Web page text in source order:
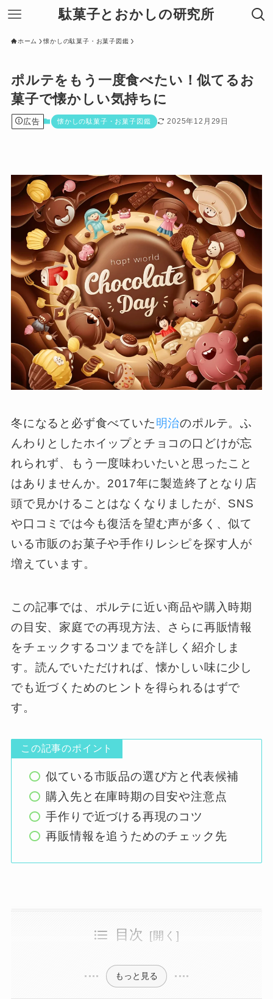
駄菓子とおかしの研究所
ホーム 懐かしの駄菓子・お菓子図鑑
ポルテをもう一度食べたい！似てるお
菓子で懐かしい気持ちに
広告 懐かしの駄菓子・お菓子図鑑 2025年12月29日
冬になると必ず食べていた明治のポルテ。ふ
んわりとしたホイップとチョコの口どけが忘
れられず、もう一度味わいたいと思ったこと
はありませんか。2017年に製造終了となり店
頭で見かけることはなくなりましたが、SNS
や口コミでは今も復活を望む声が多く、似て
いる市販のお菓子や手作りレシピを探す人が
増えています。
この記事では、ポルテに近い商品や購入時期
の目安、家庭での再現方法、さらに再販情報
をチェックするコツまでを詳しく紹介しま
す。読んでいただければ、懐かしい味に少し
でも近づくためのヒントを得られるはずで
す。
この記事のポイント
似ている市販品の選び方と代表候補
購入先と在庫時期の目安や注意点
手作りで近づける再現のコツ
再販情報を追うためのチェック先
目次
ポルテと比較レビューを読みたい人向け情報
もっと見る